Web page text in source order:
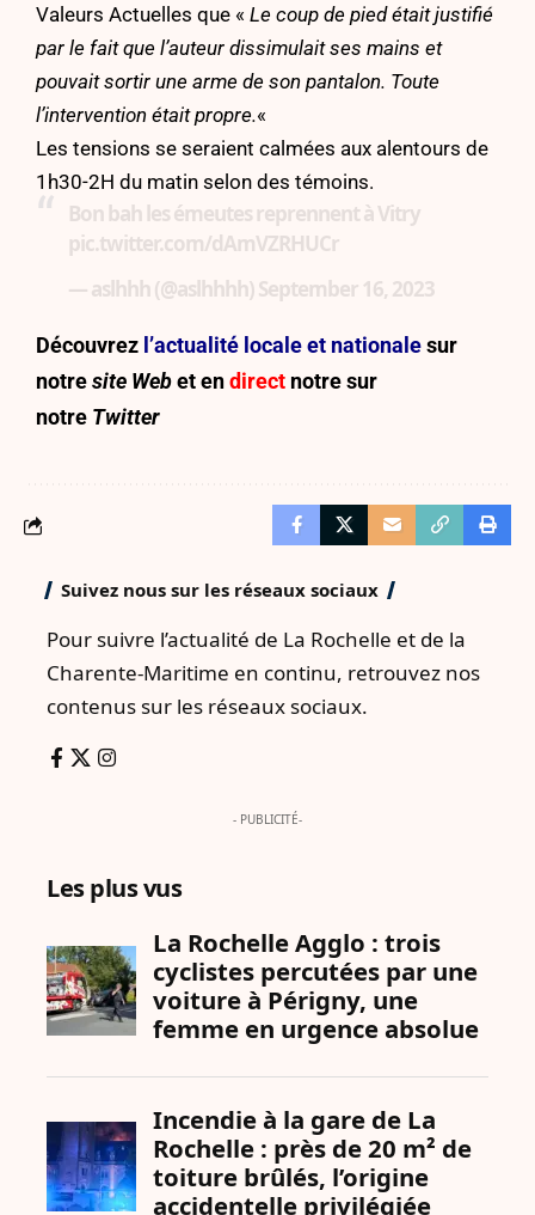
Valeurs Actuelles que « Le coup de pied était justifié
par le fait que l’auteur dissimulait ses mains et
pouvait sortir une arme de son pantalon. Toute
l’intervention était propre.«
Les tensions se seraient calmées aux alentours de
1h30-2H du matin selon des témoins.
Bon bah les émeutes reprennent à Vitry
pic.twitter.com/dAmVZRHUCr
— aslhhh (@aslhhhh)September 16, 2023
Découvrez l’actualité locale et nationalesur
notresite Webet endirect notre sur
notre Twitter
Suivez nous sur les réseaux sociaux
Pour suivre l’actualité de La Rochelle et de la
Charente-Maritime en continu, retrouvez nos
contenus sur les réseaux sociaux.
- PUBLICITÉ-
Les plus vus